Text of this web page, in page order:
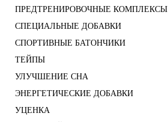
ПРЕДТРЕНИРОВОЧНЫЕ КОМПЛЕКСЫ
СПЕЦИАЛЬНЫЕ ДОБАВКИ
СПОРТИВНЫЕ БАТОНЧИКИ
ТЕЙПЫ
УЛУЧШЕНИЕ СНА
ЭНЕРГЕТИЧЕСКИЕ ДОБАВКИ
УЦЕНКА